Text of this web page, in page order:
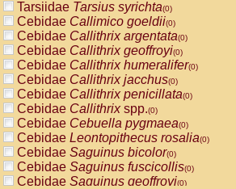
Tarsiidae Tarsius syrichta(0)
Cebidae Callimico goeldii(0)
Cebidae Callithrix argentata(0)
Cebidae Callithrix geoffroyi(0)
Cebidae Callithrix humeralifer(0)
Cebidae Callithrix jacchus(0)
Cebidae Callithrix penicillata(0)
Cebidae Callithrixspp.(0)
Cebidae Cebuella pygmaea(0)
Cebidae Leontopithecus rosalia(0)
Cebidae Saguinus bicolor(0)
Cebidae Saguinus fuscicollis(0)
Cebidae Saguinus geoffroyi(0)